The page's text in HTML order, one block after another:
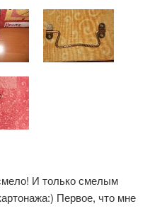
И только смелым
Первое, что мне